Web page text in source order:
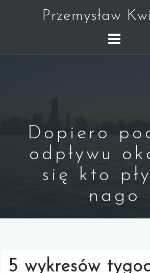
Przemysław
Dopiero
odpływu
się kto
nago
5 wykresów